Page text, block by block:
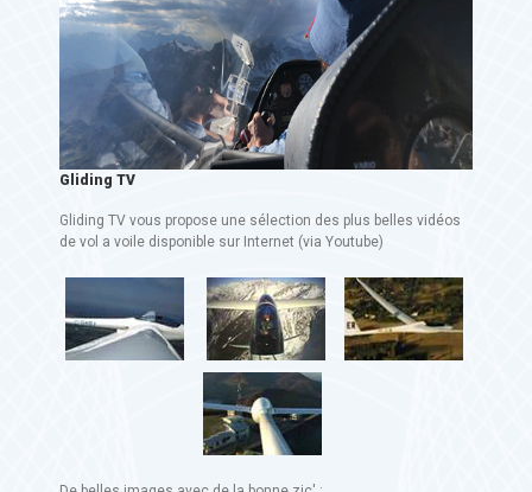
Gliding TV
Gliding TV vous propose une sélection des plus belles vidéos
de vol a voile disponible sur Internet (via Youtube)